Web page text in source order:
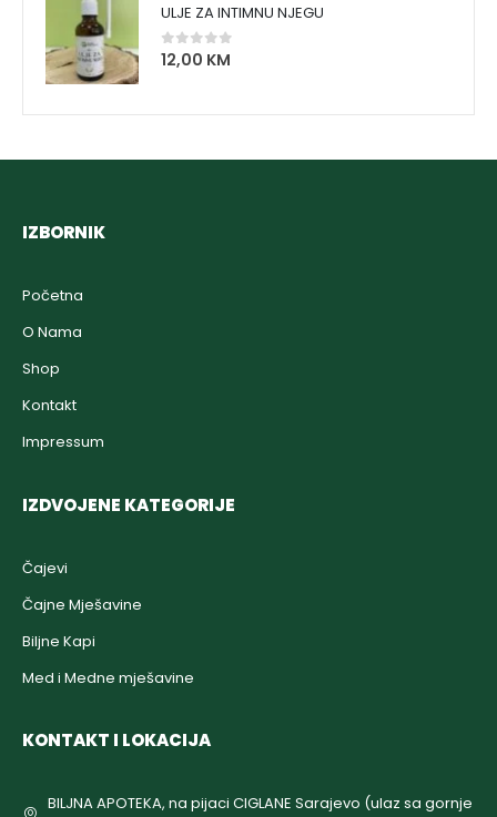
ULJE ZA INTIMNU NJEGU
0out of 5
12,00 KM
IZBORNIK
Početna
O Nama
Shop
Kontakt
Impressum
IZDVOJENE KATEGORIJE
Čajevi
Čajne Mješavine
Biljne Kapi
Med i Medne mješavine
KONTAKT I LOKACIJA
BILJNA APOTEKA, na pijaci CIGLANE Sarajevo (ulaz sa gornje